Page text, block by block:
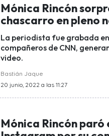
Mónica Rincón
chascarro en pleno
La periodista fue grabada
compañeros de CNN,
video.
Bastián Jaque
20 junio, 2022 a las 11:27
Mónica Rincón paró